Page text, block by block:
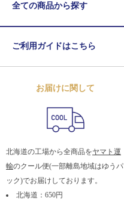
全ての商品から探す
ご利用ガイドはこちら
お届けに関して
北海道の工場から全商品をヤマト運
輸のクール便(一部離島地域はゆうパ
ック)でお届けしております。
北海道：650円